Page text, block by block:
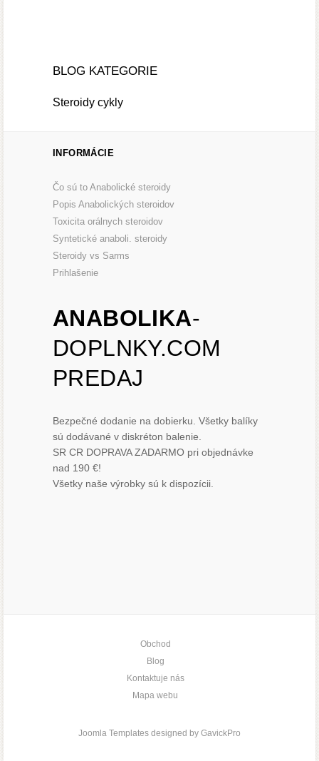
BLOG KATEGORIE
Steroidy cykly
INFORMÁCIE
Čo sú to Anabolické steroidy
Popis Anabolických steroidov
Toxicita orálnych steroidov
Syntetické anaboli. steroidy
Steroidy vs Sarms
Prihlašenie
ANABOLIKA-
DOPLNKY.COM
PREDAJ
Bezpečné dodanie na dobierku. Všetky balíky
sú dodávané v diskréton balenie.
SR CR DOPRAVA ZADARMO pri objednávke
nad 190 €!
Všetky naše výrobky sú k dispozícii.
Obchod
Blog
Kontaktuje nás
Mapa webu
Joomla Templates designed by GavickPro